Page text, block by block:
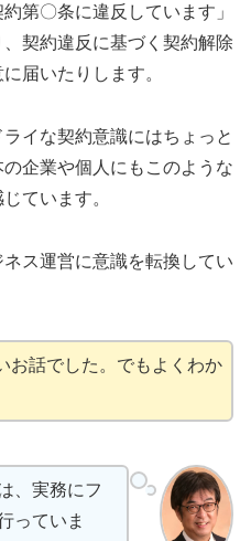
第〇条に違反しています」
契約違反に基づく契約解除
届いたりします。
イな契約意識にはちょっと
企業や個人にもこのような
ています。
ス運営に意識を転換してい
お話でした。でもよくわか
、実務にフ
っていま